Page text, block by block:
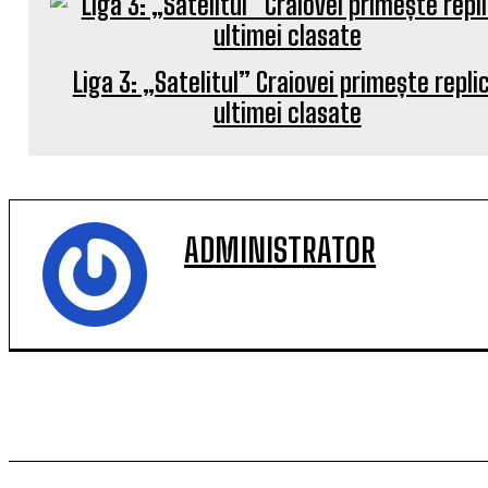
Liga 3: „Satelitul” Craiovei primește
ultimei clasate
ADMINISTRATOR